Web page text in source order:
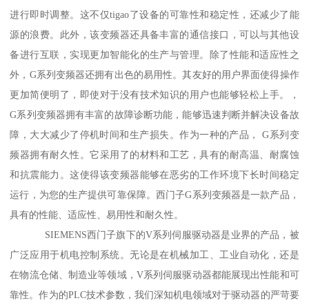
进行即时调整。这不仅tigao了设备的可靠性和稳定性，还减少了能
源的浪费。此外，该变频器还具备丰富的通信接口，可以与其他设
备进行互联，实现更加智能化的生产与管理。除了性能和适应性之
外，G系列变频器还拥有出色的易用性。其友好的用户界面使得操作
更加简便明了，即使对于没有技术知识的用户也能够轻松上手。，
G系列变频器拥有丰富的故障诊断功能，能够迅速判断并解决设备故
障，大大减少了停机时间和生产损失。作为一种的产品， G系列变
频器拥有耐久性。它采用了的材料和工艺，具有的耐高温、耐腐蚀
和抗震能力。这使得该变频器能够在恶劣的工作环境下长时间稳定
运行，为您的生产提供可靠保障。西门子G系列变频器是一款产品，
具有的性能、适应性、易用性和耐久性。
SIEMENS西门子旗下的V系列伺服驱动器是业界的产品，被
广泛应用于机电控制系统。无论是在机械加工、工业自动化，还是
在物流仓储、制造业等领域，V系列伺服驱动器都能展现出性能和可
靠性。作为的PLC技术参数，我们深知机电领域对于驱动器的严苛要